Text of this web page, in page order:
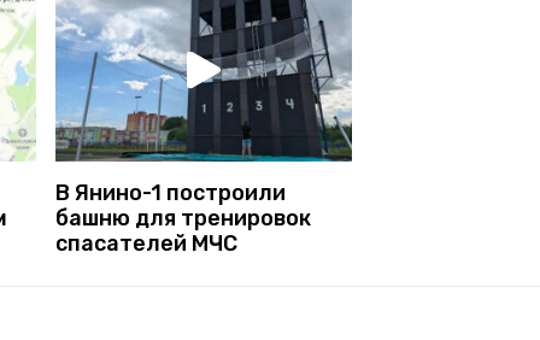
В Янино-1 построили
башню для тренировок
спасателей МЧС